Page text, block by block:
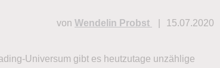
von Wendelin Probst 15.07.2020
Universum gibt es heutzutage unzählige